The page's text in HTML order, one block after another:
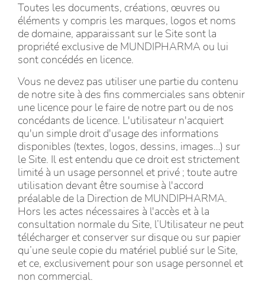
Toutes les documents, créations, œuvres ou
éléments y compris les marques, logos et noms
de domaine, apparaissant sur le Site sont la
propriété exclusive de MUNDIPHARMA ou lui
sont concédés en licence.
Vous ne devez pas utiliser une partie du contenu
de notre site à des fins commerciales sans obtenir
une licence pour le faire de notre part ou de nos
concédants de licence. L'utilisateur n'acquiert
qu'un simple droit d'usage des informations
disponibles (textes, logos, dessins, images…) sur
le Site. Il est entendu que ce droit est strictement
limité à un usage personnel et privé ; toute autre
utilisation devant être soumise à l'accord
préalable de la Direction de MUNDIPHARMA.
Hors les actes nécessaires à l'accès et à la
consultation normale du Site, l’Utilisateur ne peut
télécharger et conserver sur disque ou sur papier
qu’une seule copie du matériel publié sur le Site,
et ce, exclusivement pour son usage personnel et
non commercial.